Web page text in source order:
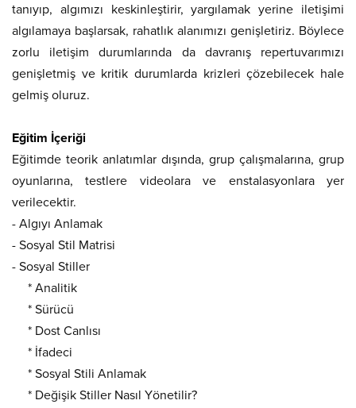
tanıyıp, algımızı keskinleştirir, yargılamak yerine iletişimi
algılamaya başlarsak, rahatlık alanımızı genişletiriz. Böylece
zorlu iletişim durumlarında da davranış repertuvarımızı
genişletmiş ve kritik durumlarda krizleri çözebilecek hale
gelmiş oluruz.
Eğitim İçeriği
Eğitimde teorik anlatımlar dışında, grup çalışmalarına, grup
oyunlarına, testlere videolara ve enstalasyonlara yer
verilecektir.
- Algıyı Anlamak
- Sosyal Stil Matrisi
- Sosyal Stiller
* Analitik
* Sürücü
* Dost Canlısı
* İfadeci
* Sosyal Stili Anlamak
* Değişik Stiller Nasıl Yönetilir?